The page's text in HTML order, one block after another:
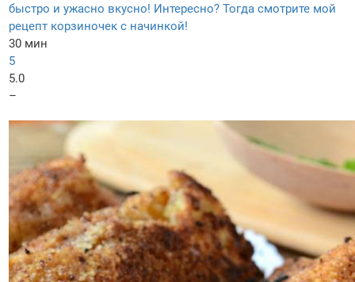
быстро и ужасно вкусно! Интересно? Тогда смотрите мой
рецепт корзиночек с начинкой!
30 мин
5
5.0
–